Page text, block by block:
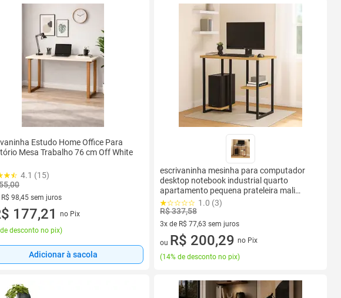
Estudo Home Office Para
Mesa Trabalho 76 cm Off White
4.1 (15)
98,45 sem juros
de R$ 98,45 sem juros
177,21
no Pix
desconto no pix)
Adicionar à sacola
escrivaninha mesinha para computador
desktop notebook industrial quarto
apartamento pequena prateleira mali
76cm home office pes de ferro
1.0 (3)
R$ 337,58
3x de R$ 77,63 sem juros
3 vez de R$ 77,63 sem juros
ou R$ 200,29 no Pix
(14% de desconto no pix)